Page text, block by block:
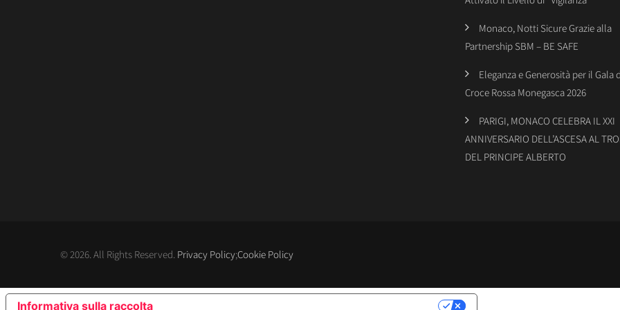
Monaco, Notti Sicure Grazie alla
Partnership SBM – BE SAFE
Eleganza e Generosità per il Gala
Croce Rossa Monegasca 2026
PARIGI, MONACO CELEBRA IL XXI
ANNIVERSARIO DELL’ASCESA AL
DEL PRINCIPE ALBERTO
© 2026. All Rights Reserved. Privacy Policy;Cookie Policy
Informativa sulla raccolta